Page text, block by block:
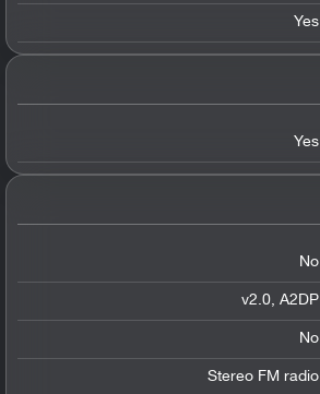
Yes
Yes
No
v2.0, A2DP
No
Stereo FM radio